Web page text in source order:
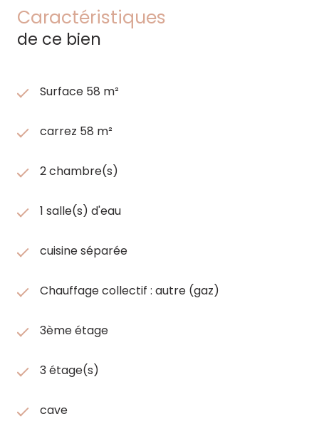
Caractéristiques
de ce bien
Surface 58 m²
carrez 58 m²
2 chambre(s)
1 salle(s) d'eau
cuisine séparée
Chauffage collectif : autre (gaz)
3ème étage
3 étage(s)
cave